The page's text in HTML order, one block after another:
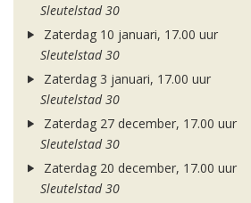
Sleutelstad 30
Zaterdag 10 januari, 17.00 uur
Sleutelstad 30
Zaterdag 3 januari, 17.00 uur
Sleutelstad 30
Zaterdag 27 december, 17.00 uur
Sleutelstad 30
Zaterdag 20 december, 17.00 uur
Sleutelstad 30